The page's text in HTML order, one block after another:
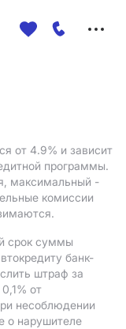
от 4.9% и зависит
программы.
максимальный -
комиссии
срок суммы
банк-
штраф за
от
несоблюдении
о нарушителе